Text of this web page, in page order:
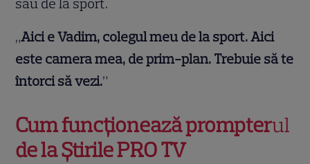
său de la sport.
„Aici e Vadim, colegul meu de la sport. Aici
este camera mea, de prim-plan. Trebuie să te
întorci să vezi.”
Cum funcționează prompterul
de la Știrile PRO TV